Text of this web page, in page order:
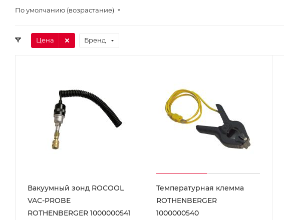
По умолчанию (возрастание)
Цена Бренд
Вакуумный зонд ROCOOL
VAC-PROBE
ROTHENBERGER 1000000541
Teмпературная клемма
ROTHENBERGER
1000000540